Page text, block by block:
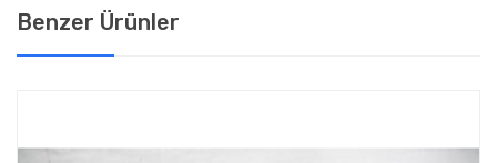
Benzer Ürünler